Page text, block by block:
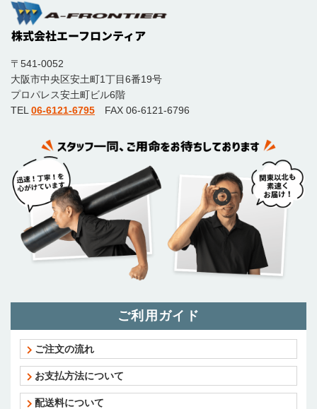
〒541-0052
大阪市中央区安土町1丁目6番19号
プロパレス安土町ビル6階
TEL 06-6121-6795 FAX 06-6121-6796
ご利用ガイド
ご注文の流れ
お支払方法について
配送料について